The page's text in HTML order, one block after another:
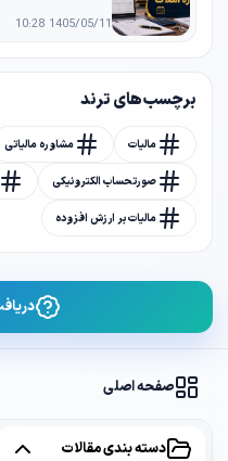
صفحه اصلی
دسته بندی مقالات
1405/05/11 10:28
برچسب های ترند
مالیات مشاوره مالیاتی
صورتحساب الکترونیکی
مالیات بر ارزش افزوده